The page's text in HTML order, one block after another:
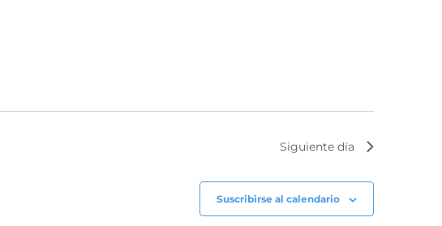
Siguiente día
Suscribirse al calendario